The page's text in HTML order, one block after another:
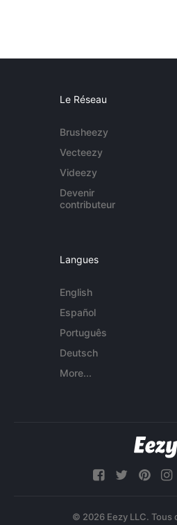
Le Réseau
Brusheezy
Vecteezy
Videezy
Devenir
contributeur
Langues
English
Español
Português
Deutsch
More...
© 2026 Eezy LLC. Tous